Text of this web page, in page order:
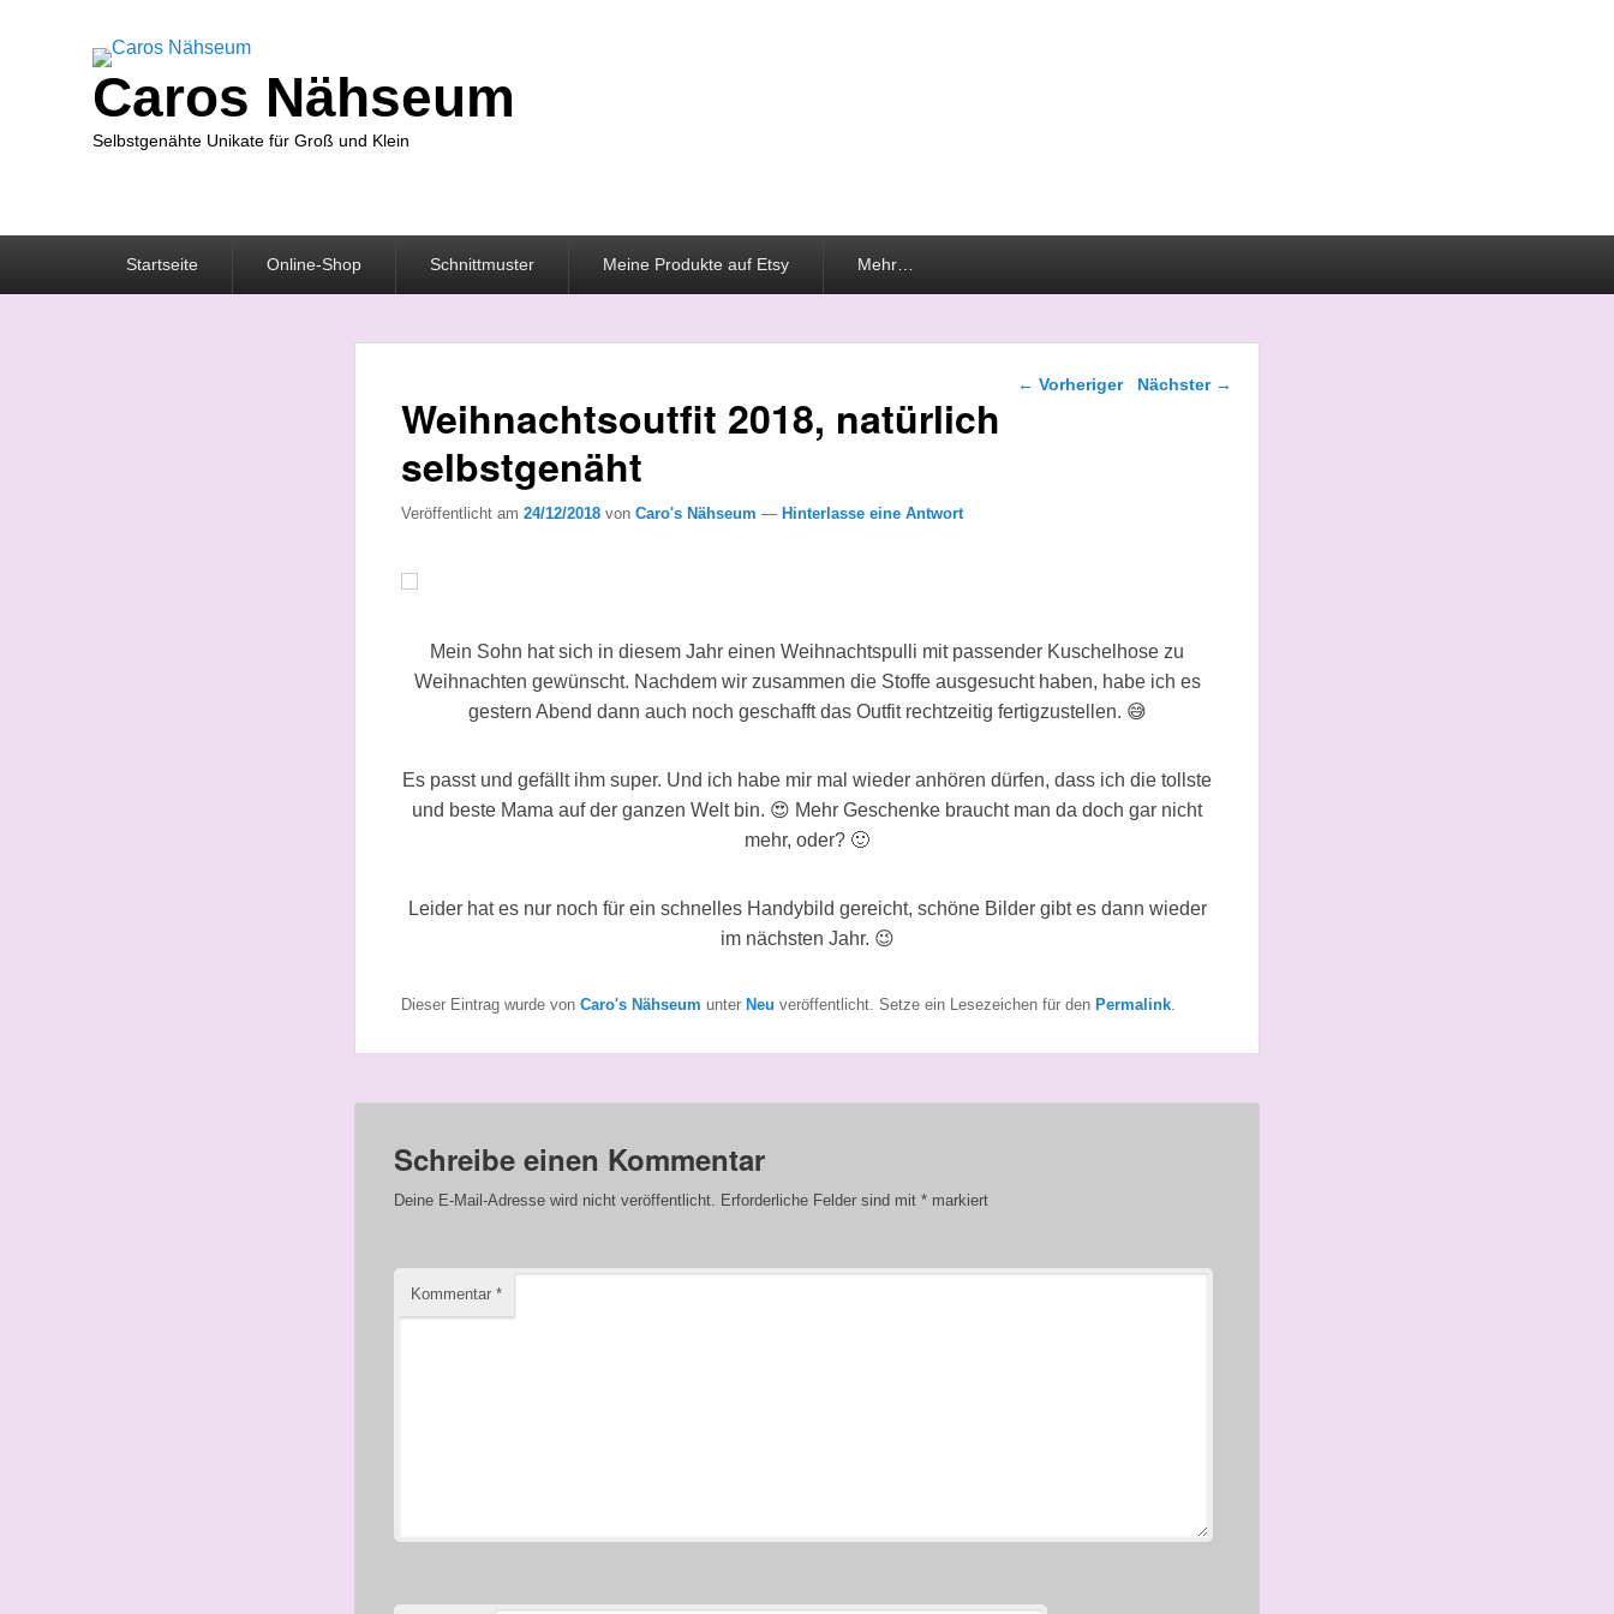
Caros Nähseum
Selbstgenähte Unikate für Groß und Klein
Startseite Online-Shop Schnittmuster Meine Produkte auf Etsy Mehr…
Beitragsnavigation
← Vorheriger Nächster →
Weihnachtsoutfit 2018, natürlich
selbstgenäht
Veröffentlicht am 24/12/2018 von Caro's Nähseum — Hinterlasse eine Antwort
Mein Sohn hat sich in diesem Jahr einen Weihnachtspulli mit passender Kuschelhose zu
Weihnachten gewünscht. Nachdem wir zusammen die Stoffe ausgesucht haben, habe ich es
gestern Abend dann auch noch geschafft das Outfit rechtzeitig fertigzustellen. 😅
Es passt und gefällt ihm super. Und ich habe mir mal wieder anhören dürfen, dass ich die tollste
und beste Mama auf der ganzen Welt bin. 😍 Mehr Geschenke braucht man da doch gar nicht
mehr, oder? 🙂
Leider hat es nur noch für ein schnelles Handybild gereicht, schöne Bilder gibt es dann wieder
im nächsten Jahr. 😉
Dieser Eintrag wurde von Caro's Nähseum unter Neu veröffentlicht. Setze ein Lesezeichen für den Permalink.
Schreibe einen Kommentar
Deine E-Mail-Adresse wird nicht veröffentlicht. Erforderliche Felder sind mit * markiert
Kommentar *